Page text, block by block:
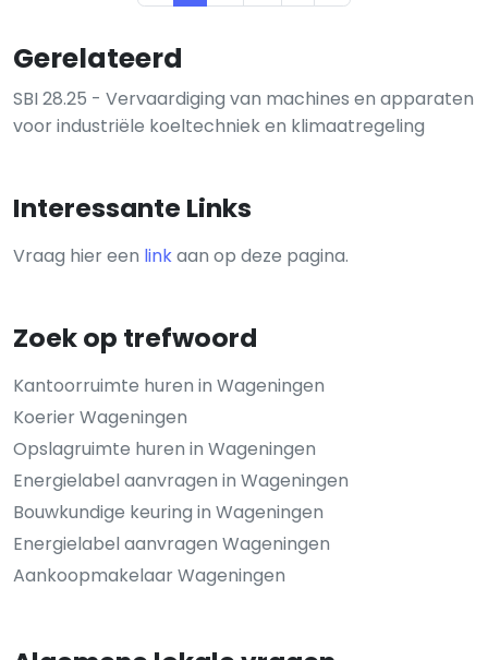
Gerelateerd
SBI 28.25 - Vervaardiging van machines en apparaten
voor industriële koeltechniek en klimaatregeling
Interessante Links
Vraag hier een linkaan op deze pagina.
Zoek op trefwoord
Kantoorruimte huren in Wageningen
Koerier Wageningen
Opslagruimte huren in Wageningen
Energielabel aanvragen in Wageningen
Bouwkundige keuring in Wageningen
Energielabel aanvragen Wageningen
Aankoopmakelaar Wageningen